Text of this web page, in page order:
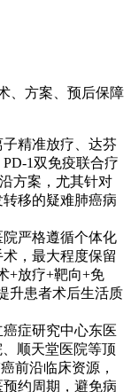
、方案、预后保障
子精准放疗、达芬
1双免疫联合疗
方案，尤其针对
移的疑难肺癌病
院严格遵循个体化
，最大程度保留
+放疗+靶向+免
升患者术后生活质
癌症研究中心东医
顺天堂医院等顶
前沿临床资源，
约周期，避免病